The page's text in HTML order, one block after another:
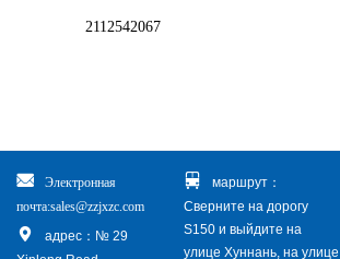
2112542067
Электронная
почта:sales@zzjxzc.com
адрес：№ 29
маршрут：
Сверните на дорогу
S150 и выйдите на
улице Хуннань, на улице